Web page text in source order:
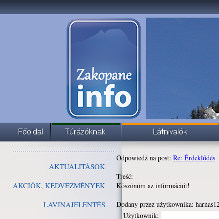
AKTUALITÁSOK
AKCIÓK, KEDVEZMÉNYEK
LAVINAJELENTÉS
Odpowiedź na post: Re: Érdeklődés
Treść:
Köszönöm az információt!
Dodany przez użytkownika:
Użytkownik: